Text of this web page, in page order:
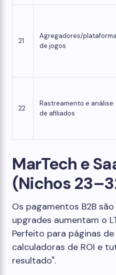
21
Agregadores/
de jogos
22
Rastreamento e análise
de afiliados
MarTech e
(Nichos
Os pagamentos B2B
upgrades aumentam o
Perfeito para páginas
calculadoras de ROI e
resultado".